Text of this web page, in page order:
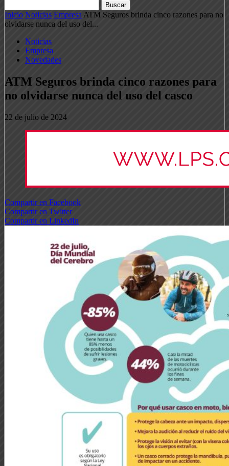
Inicio Noticias Empresa ATM Seguros brinda cinco razones para no
olvidarse nunca del uso del...
Noticias
Empresa
Novedades
ATM Seguros brinda cinco razones para
no olvidarse nunca del uso del casco
22 de julio de 2024
Compartir en Facebook
Compartir en Twitter
Compartir en LinkedIn